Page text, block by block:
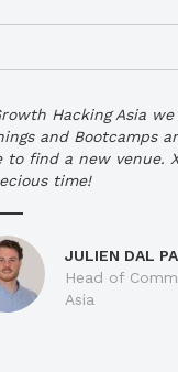
Hacking Asia
and Bootcamps
to find a new venue.
time!
JULIEN DAL
Head of
Asia